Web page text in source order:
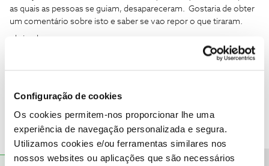
Configuração de cookies
Os cookies permitem-nos proporcionar lhe uma
experiência de navegação personalizada e segura.
Utilizamos cookies e/ou ferramentas similares nos
nossos websites ou aplicações que são necessários
as quais as pessoas se guiam, desapareceram. Gostaria de obter
um comentário sobre isto e saber se vao repor o que tiraram.
obrigado